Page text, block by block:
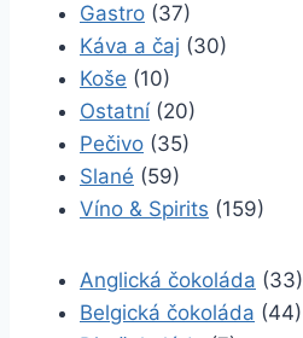
Gastro (37)
Káva a čaj (30)
Koše (10)
Ostatní (20)
Pečivo (35)
Slané (59)
Víno & Spirits (159)
Anglická čokoláda (33)
Belgická čokoláda (44)